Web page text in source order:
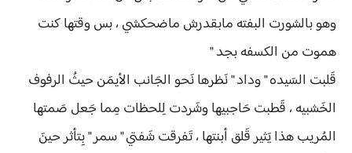
وهو بالشورت البفته مابقدرش ماضحكشي ، بس وقتها كنت
هموت من الكسفه بجد "
قَلبت السَيده " وداد " نَظرها نَحو الجَانب الأيمَن حيثُ الرفوف
الخَشبيه ، قَطبت حَاجبيها وشَردت لِلحظات مِما جَعل صَمتها
المُريب هذا يَثير قَلق أبنتها ، تَفرقت شَفتي " سمر " بِتأثر حينَ